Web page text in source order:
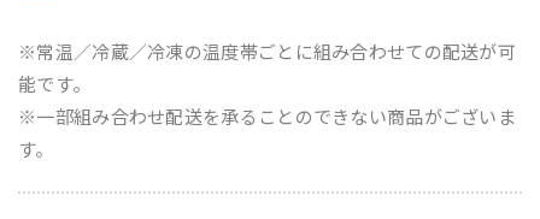
※常温／冷蔵／冷凍の温度帯ごとに組み合わせての配送が可
能です。
※一部組み合わせ配送を承ることのできない商品がございま
す。